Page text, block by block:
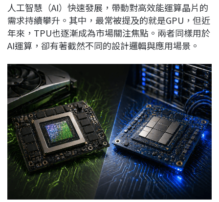
b
o
o
k
a
d
s
e
d
I
n
L
i
n
k
人工智慧（AI）快速發展，帶動對高效能運算晶片的
需求持續攀升。其中，最常被提及的就是GPU，但近
年來，TPU也逐漸成為市場關注焦點。兩者同樣用於
AI運算，卻有著截然不同的設計邏輯與應用場景。